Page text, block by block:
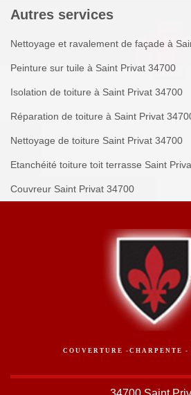
Autres services
Nettoyage et ravalement de façade à
Peinture sur tuile à Saint Privat 34700
Isolation de toiture à Saint Privat 34700
Réparation de toiture à Saint Privat
Nettoyage de toiture Saint Privat 34700
Etanchéité toiture toit terrasse Saint
Couvreur Saint Privat 34700
COUVERTURE -CHARPENTE -